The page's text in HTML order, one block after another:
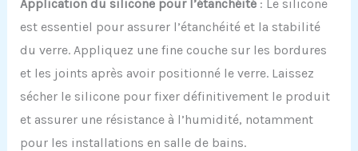
Application du silicone pour l’étanchéité: Le silicone
est essentiel pour assurer l’étanchéité et la stabilité
du verre. Appliquez une fine couche sur les bordures
et les joints après avoir positionné le verre. Laissez
sécher le silicone pour fixer définitivement le produit
et assurer une résistance à l’humidité, notamment
pour les installations en salle de bains.